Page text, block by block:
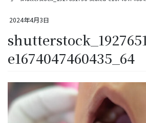
2024年4月3日
e1674047460435_64